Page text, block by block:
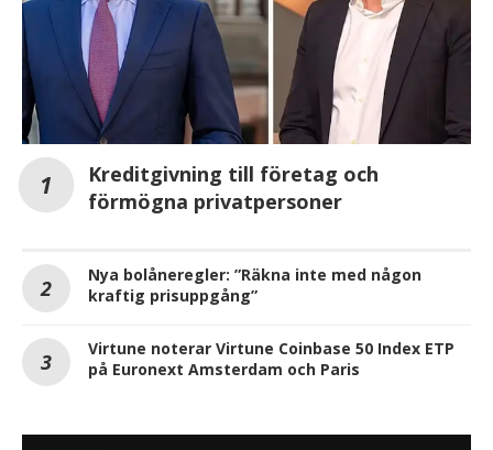
Kreditgivning till företag och
förmögna privatpersoner
Nya bolåneregler: ”Räkna inte med någon
kraftig prisuppgång”
Virtune noterar Virtune Coinbase 50 Index ETP
på Euronext Amsterdam och Paris